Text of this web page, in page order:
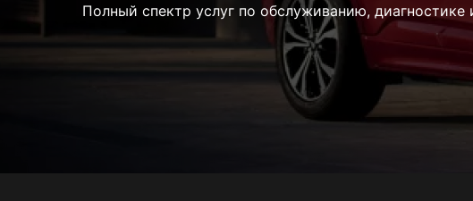
Полный спектр услуг по обслуживанию, диагностике